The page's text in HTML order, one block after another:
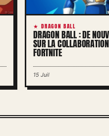
★ DRAGON BALL
DRAGON BALL : DE
SUR LA
FORTNITE
15 Juil